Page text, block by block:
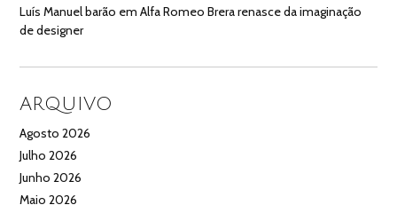
Luís Manuel barão emAlfa Romeo Brera renasce da imaginação
de designer
ARQUIVO
Agosto 2026
Julho 2026
Junho 2026
Maio 2026